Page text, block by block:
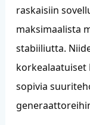
raskaisiin
maksimaalista
stabiiliutta.
korkealaatuiset
sopivia